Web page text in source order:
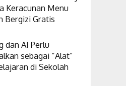
Keracunan Menu
Bergizi Gratis
dan AI Perlu
sebagai “Alat”
di Sekolah